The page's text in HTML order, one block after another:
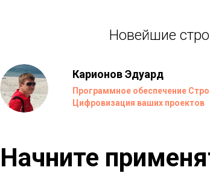
Новейшие
Карионов Эдуард
Программное обеспечение
Цифровизация ваших проектов
Начните